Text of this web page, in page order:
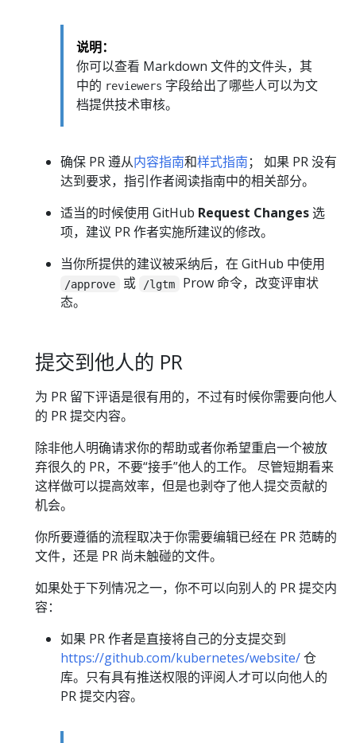
说明：
你可以查看 Markdown 文件的文件头，其
中的 reviewers 字段给出了哪些人可以为文
档提供技术审核。
确保 PR 遵从内容指南和样式指南； 如果 PR 没有
达到要求，指引作者阅读指南中的相关部分。
适当的时候使用 GitHub Request Changes选
项，建议 PR 作者实施所建议的修改。
当你所提供的建议被采纳后，在 GitHub 中使用
/approve 或 /lgtm
Prow 命令，改变评审状
态。
提交到他人的 PR
为 PR 留下评语是很有用的，不过有时候你需要向他人
的 PR 提交内容。
除非他人明确请求你的帮助或者你希望重启一个被放
弃很久的 PR，不要“接手”他人的工作。 尽管短期看来
这样做可以提高效率，但是也剥夺了他人提交贡献的
机会。
你所要遵循的流程取决于你需要编辑已经在 PR 范畴的
文件，还是 PR 尚未触碰的文件。
如果处于下列情况之一，你不可以向别人的 PR 提交内
容：
如果 PR 作者是直接将自己的分支提交到
https://github.com/kubernetes/website/仓
库。只有具有推送权限的评阅人才可以向他人的
PR 提交内容。